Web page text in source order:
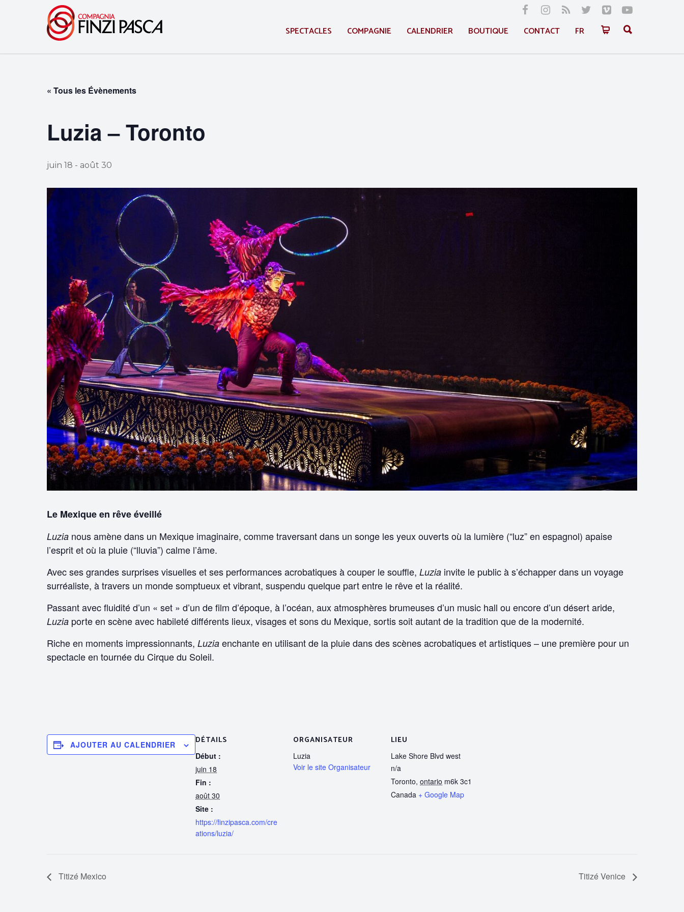
SPECTACLES COMPAGNIE CALENDRIER BOUTIQUE CONTACT FR
« Tous les Évènements
Luzia – Toronto
juin 18 - août 30
Le Mexique en rêve éveillé
Luzia nous amène dans un Mexique imaginaire, comme traversant dans un songe les yeux ouverts où la lumière (“luz” en espagnol) apaise
l’esprit et où la pluie (“lluvia”) calme l’âme.
Avec ses grandes surprises visuelles et ses performances acrobatiques à couper le souffle, Luzia invite le public à s’échapper dans un voyage
surréaliste, à travers un monde somptueux et vibrant, suspendu quelque part entre le rêve et la réalité.
Passant avec fluidité d’un « set » d’un de film d’époque, à l’océan, aux atmosphères brumeuses d’un music hall ou encore d’un désert aride,
Luzia porte en scène avec habileté différents lieux, visages et sons du Mexique, sortis soit autant de la tradition que de la modernité.
Riche en moments impressionnants, Luzia enchante en utilisant de la pluie dans des scènes acrobatiques et artistiques – une première pour un
spectacle en tournée du Cirque du Soleil.
AJOUTER AU CALENDRIER DÉTAILS
Début :
juin 18
Fin :
août 30
Site :
https://finzipasca.com/cre
ations/luzia/
ORGANISATEUR
Luzia
Voir le site Organisateur
LIEU
Lake Shore Blvd west
n/a
Toronto, ontario m6k 3c1
Canada + Google Map
Titizé Mexico Titizé Venice